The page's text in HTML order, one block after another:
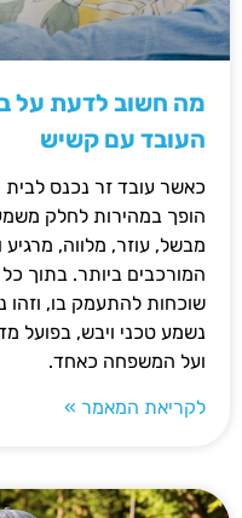
מה חשוב לדעת על
העובד עם קשיש
כאשר עובד זר נכנס לבית
הופך במהירות לחלק
מבשל, עוזר, מלווה,
המורכבים ביותר. בתוך
שוכחות להתעמק בו, וזהו
נשמע טכני ויבש, בפועל
ועל המשפחה כאחד.
לקריאת המאמר »